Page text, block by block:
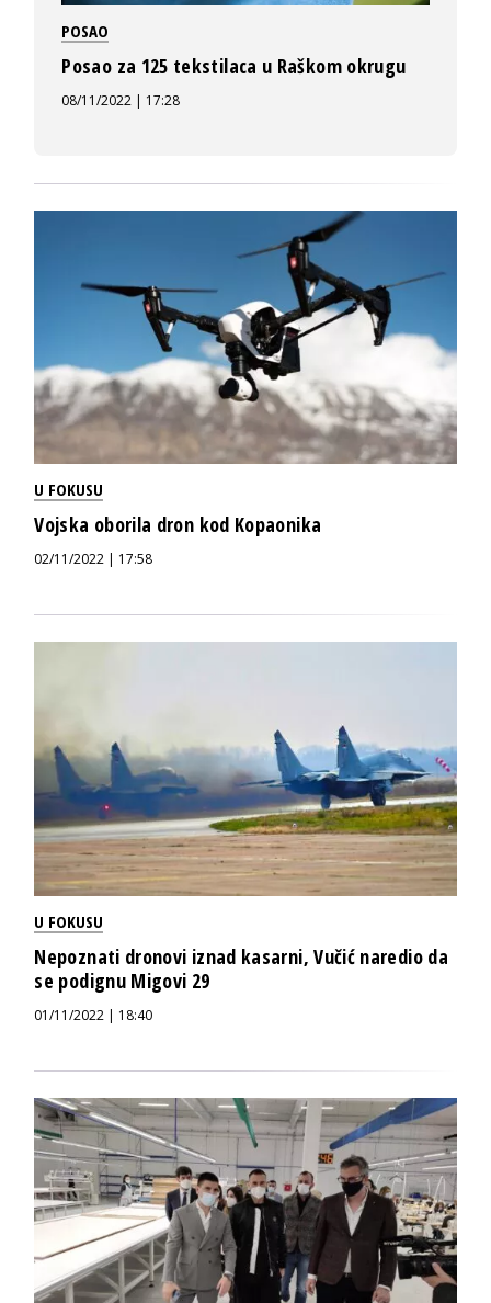
POSAO
Posao za 125 tekstilaca u Raškom okrugu
08/11/2022 | 17:28
U FOKUSU
Vojska oborila dron kod Kopaonika
02/11/2022 | 17:58
U FOKUSU
Nepoznati dronovi iznad kasarni, Vučić naredio da
se podignu Migovi 29
01/11/2022 | 18:40